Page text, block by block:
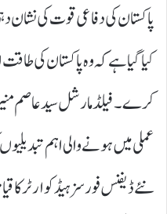
پاکستان کی دفاعی قوت کی نشان
کیا گیا ہے کہ وہ پاکستان کی
کرے۔ فیلڈ مارشل سید عاصم
عملی میں ہونے والی اہم
نئے ڈیفنس فورسز ہیڈکوارٹر کا